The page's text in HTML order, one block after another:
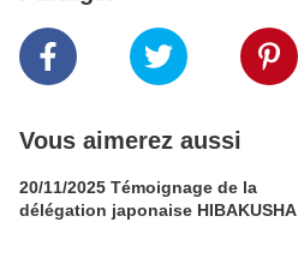
Vous aimerez aussi
20/11/2025 Témoignage de la
délégation japonaise HIBAKUSHA